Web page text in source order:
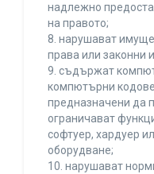
надлежно
на правото;
8. нарушават
права или законни
9. съдържат
компютърни
предназначени да
ограничават
софтуер, хардуер
оборудване;
10. нарушават